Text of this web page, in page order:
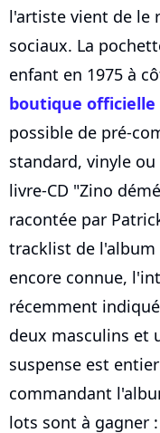
l'artiste vient de le
sociaux. La
enfant en 1975 à
boutique officielle
possible de pré-
standard, vinyle
livre-CD "Zino
racontée par
tracklist de l'album
encore connue,
récemment
deux masculins et
suspense est
commandant
lots sont à gagner